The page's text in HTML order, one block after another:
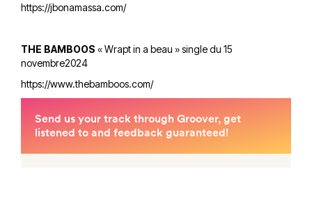
https://jbonamassa.com/
THE BAMBOOS « Wrapt in a beau » single du 15
novembre2024
https://www.thebamboos.com/